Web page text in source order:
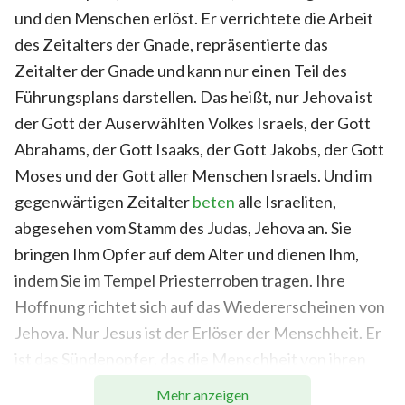
und den Menschen erlöst. Er verrichtete die Arbeit
des Zeitalters der Gnade, repräsentierte das
Zeitalter der Gnade und kann nur einen Teil des
Führungsplans darstellen. Das heißt, nur Jehova ist
der Gott der Auserwählten Volkes Israels, der Gott
Abrahams, der Gott Isaaks, der Gott Jakobs, der Gott
Moses und der Gott aller Menschen Israels. Und im
gegenwärtigen Zeitalterbeten alle Israeliten,
abgesehen vom Stamm des Judas, Jehova an. Sie
bringen Ihm Opfer auf dem Alter und dienen Ihm,
indem Sie im Tempel Priesterroben tragen. Ihre
Hoffnung richtet sich auf das Wiedererscheinen von
Jehova. Nur Jesus ist der Erlöser der Menschheit. Er
ist das Sündenopfer, das die Menschheit von ihren
Mehr anzeigen